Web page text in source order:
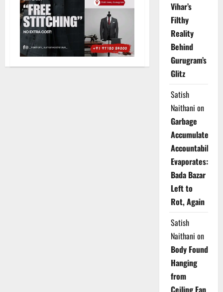
Vihar’s
Filthy
Reality
Behind
Gurugram’s
Glitz
Satish
Naithani on
Garbage
Accumulates,
Accountability
Evaporates:
Bada Bazar
Left to
Rot, Again
Satish
Naithani on
Body Found
Hanging
from